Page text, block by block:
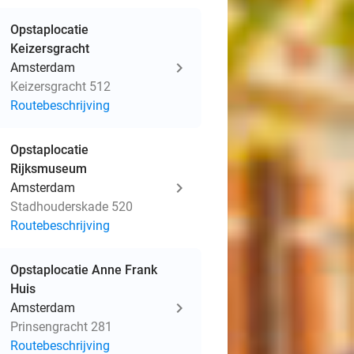
Opstaplocatie
Keizersgracht
Amsterdam
Keizersgracht 512
Routebeschrijving
Opstaplocatie
Rijksmuseum
Amsterdam
Stadhouderskade 520
Routebeschrijving
Opstaplocatie Anne Frank
Huis
Amsterdam
Prinsengracht 281
Routebeschrijving